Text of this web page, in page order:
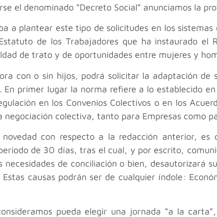
el denominado “Decreto Social” anunciamos la
a plantear este tipo de solicitudes en los sistemas
de los Trabajadores que ha instaurado el
de trato y de oportunidades entre mujeres y
con o sin hijos, podrá solicitar la adaptación de
primer lugar la norma refiere a lo establecido
en los Convenios Colectivos o en los
colectiva, tanto para Empresas como
con respecto a la redacción anterior,
de 30 días, tras el cual, y por escrito,
de conciliación o bien, desautorizará
causas podrán ser de cualquier índole:
pueda elegir una jornada “a la